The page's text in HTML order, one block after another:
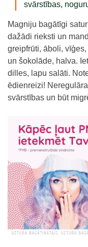
svārstības,
Magniju bagātīgi
dažādi rieksti un
greipfrūti, āboli,
un šokolāde, halva.
dilles, lapu salāti.
ēdienreizi!
svārstības un būt